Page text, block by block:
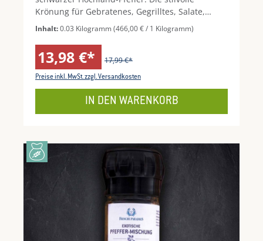
Krönung für Gebratenes, Gegrilltes, Salate,
Suppen und Dips. Servieren Sie diesen
wunderbar saftigen Pfeffer direkt aus dem Glas.
Inhalt:0.03 Kilogramm(466,00 € / 1 Kilogramm)
13,98 €* 17,99 €*
Preise inkl. MwSt. zzgl. Versandkosten
IN DEN WARENKORB